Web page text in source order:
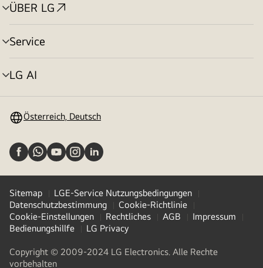
ÜBER LG
Menü
umschalten
Service
Menü
umschalten
LG AI
Menü
Österreich, Deutsch
Sitemap
LGE-Service Nutzungsbedingungen
Datenschutzbestimmung
Cookie-Richtlinie
Cookie-Einstellungen
Rechtliches AGB
Impressum
Bedienungshillfe
LG Privacy
Copyright © 2009-2024 LG Electronics. Alle Rechte
vorbehalten